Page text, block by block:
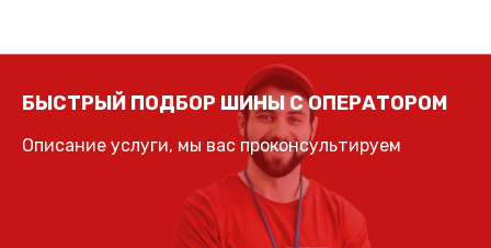
БЫСТРЫЙ ПОДБОР ШИНЫ С ОПЕРАТОРОМ
Описание услуги, мы вас проконсультируем